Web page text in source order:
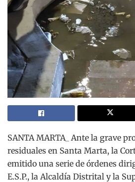
SANTA MARTA_ Ante la grave
residuales en Santa Marta, la
emitido una serie de órdenes
E.S.P., la Alcaldía Distrital y la